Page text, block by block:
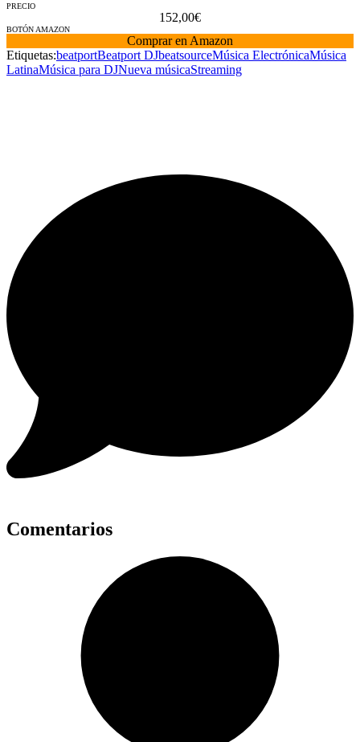
PRECIO
152,00€
BOTÓN AMAZON
Comprar en Amazon
Etiquetas:beatportBeatport DJbeatsourceMúsica ElectrónicaMúsica
LatinaMúsica para DJNueva músicaStreaming
Comentarios